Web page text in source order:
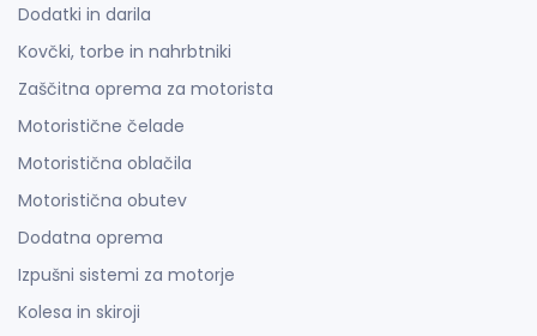
Dodatki in darila
Kovčki, torbe in nahrbtniki
Zaščitna oprema za motorista
Motoristične čelade
Motoristična oblačila
Motoristična obutev
Dodatna oprema
Izpušni sistemi za motorje
Kolesa in skiroji